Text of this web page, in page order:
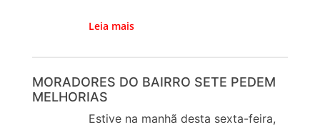
Leia mais
MORADORES DO BAIRRO SETE PEDEM
MELHORIAS
Estive na manhã desta sexta-feira,